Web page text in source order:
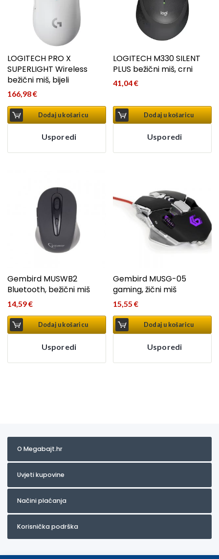
LOGITECH PRO X
SUPERLIGHT Wireless
bežični miš, bijeli
166,98€
Dodaj u košaricu
Usporedi
LOGITECH M330 SILENT
PLUS bežični miš, crni
41,04€
Dodaj u košaricu
Usporedi
Gembird MUSWB2
Bluetooth, bežični miš
14,59€
Dodaj u košaricu
Usporedi
Gembird MUSG-05
gaming, žični miš
15,55€
Dodaj u košaricu
Usporedi
O Megabajt.hr
Uvjeti kupovine
Načini plaćanja
Korisnička podrška